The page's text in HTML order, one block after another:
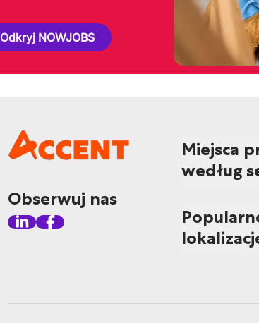
Odkryj NOWJOBS
Obserwuj nas
Miejsca
według